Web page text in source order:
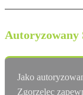
Autoryzowany
Jako
Zgorzelec